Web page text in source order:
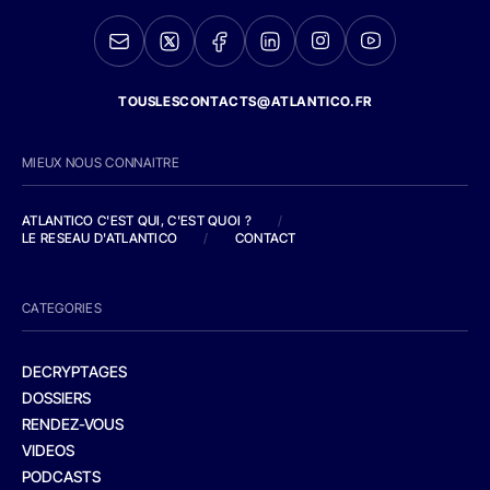
TOUSLESCONTACTS@ATLANTICO.FR
MIEUX NOUS CONNAITRE
ATLANTICO C'EST QUI, C'EST QUOI ?
/
LE RESEAU D'ATLANTICO
/ CONTACT
CATEGORIES
DECRYPTAGES
DOSSIERS
RENDEZ-VOUS
VIDEOS
PODCASTS